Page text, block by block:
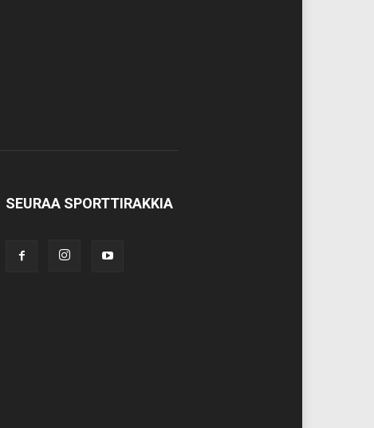
SEURAA SPORTTIRAKKIA